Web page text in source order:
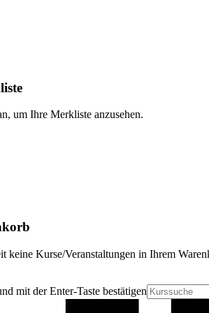
um Ihre Merkliste anzusehen.
keine Kurse/Veranstaltungen in Ihrem
mit der Enter-Taste bestätigen